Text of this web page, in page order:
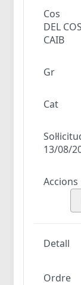
Cos
DEL
CAIB
Gr
Cat
13/08/
Accions
Detall
Ordre